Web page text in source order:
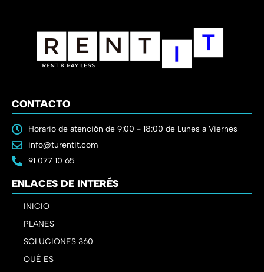
CONTACTO
Horario de atención de 9:00 - 18:00 de Lunes a Viernes
info@turentit.com
91 077 10 65
ENLACES DE INTERÉS
INICIO
PLANES
SOLUCIONES 360
QUÉ ES